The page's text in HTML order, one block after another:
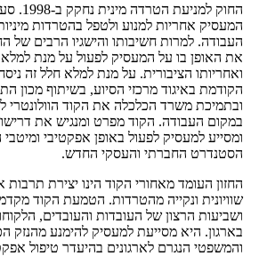
המעסיק אחריות למנוע ולטפל בהטרדות
העבודה. למרות חשיבותו והישגיו הרבים של
את האופן בו על המעסיק לפעול על מנת
ואחריותו הציבורית. על מנת למלא חלל זה
הקודמת באיגוד מרכזי הסיוע, בשיתוף מכון
ובתמיכת משרד הכלכלה את הקוד הוולונטרי
במקום העבודה. הקוד מפרט ומנגיש את
ומסייע למעסיק לפעול באופן אפקטיבי
הסטנדרט החברתי והעסקי החדש.
החזון העומד מאחורי הקוד הינו יצירת תרבות
שוויונית ונקייה מהטרדות. הטמעת הקוד
ושביעות הרצון של העובדות והעובדים,
בארגון. היא מסייעת למעסיק להימנע מהנזק
והמשפטי הנגרם לארגונים בהיעדר טיפול